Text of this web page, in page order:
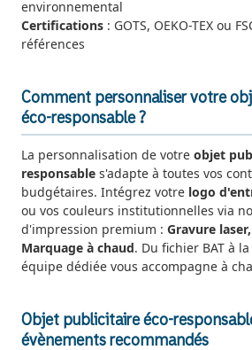
environnemental
Certifications : GOTS, OEKO-TEX ou
références
Comment personnaliser votre
éco-responsable ?
La personnalisation de votre objet
responsable s'adapte à toutes vos
budgétaires. Intégrez votre logo
ou vos couleurs institutionnelles via
d'impression premium : Gravure
Marquage à chaud. Du fichier BAT à
équipe dédiée vous accompagne à
Objet publicitaire éco-
évènements recommandés